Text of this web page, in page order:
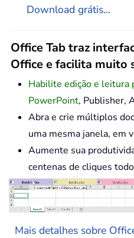
Download grátis...
Office Tab traz
Office e facilita muito
Habilite edição e leitura
PowerPoint, Publisher,
Abra e crie múltiplos
uma mesma janela, em
Aumente sua
centenas de cliques
Mais detalhes sobre